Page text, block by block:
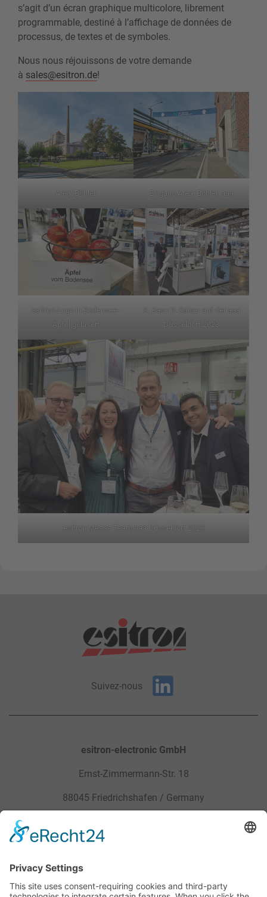
s’agit d’un écran graphique multicolore, librement
programmable, destiné à l’affichage de données de
processus, de textes et de symboles.
Nous nous réjouissons de votre demande
à sales@esitron.de!
Areal Böhler Eingang Areal Böhler, aaa
esitron-Logo in Bodensee-
Äpfel gelasert
S. Basu D. Raiser auf der aaa
Düsseldorf 2023
esitron Messe Team aaa Düsseldorf 2023
Suivez-nous
esitron-electronic GmbH
Ernst-Zimmermann-Str. 18
88045 Friedrichshafen / Germany
Sitemap
Service CGV